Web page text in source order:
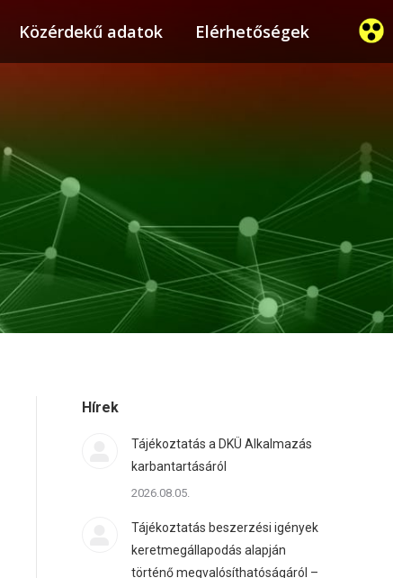
Közérdekű adatok Elérhetőségek
Hírek
Tájékoztatás a DKÜ Alkalmazás
karbantartásáról
2026.08.05.
Tájékoztatás beszerzési igények
keretmegállapodás alapján
történő megvalósíthatóságáról –
Közérdekű adatok Elérhetőségek